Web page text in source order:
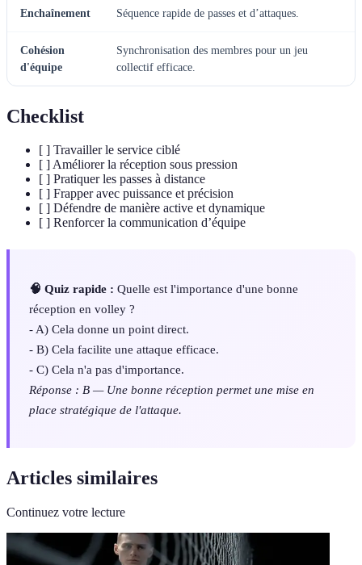
Enchaînement Séquence rapide de passes et d’attaques.
Cohésion
d'équipe
Synchronisation des membres pour un jeu
collectif efficace.
Checklist
[ ] Travailler le service ciblé
[ ] Améliorer la réception sous pression
[ ] Pratiquer les passes à distance
[ ] Frapper avec puissance et précision
[ ] Défendre de manière active et dynamique
[ ] Renforcer la communication d’équipe
🧠 Quiz rapide : Quelle est l'importance d'une bonne
réception en volley ?
- A) Cela donne un point direct.
- B) Cela facilite une attaque efficace.
- C) Cela n'a pas d'importance.
Réponse : B — Une bonne réception permet une mise en
place stratégique de l'attaque.
Articles similaires
Continuez votre lecture